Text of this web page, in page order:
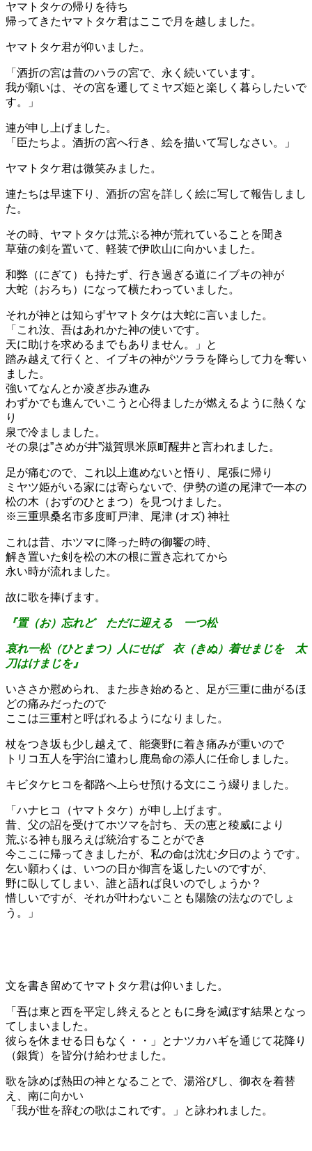
ヤマトタケの帰りを待ち
帰ってきたヤマトタケ君はここで月を越しました。
ヤマトタケ君が仰いました。
「酒折の宮は昔のハラの宮で、永く続いています。
我が願いは、その宮を遷してミヤズ姫と楽しく暮らしたいで
す。」
連が申し上げました。
「臣たちよ。酒折の宮へ行き、絵を描いて写しなさい。」
ヤマトタケ君は微笑みました。
連たちは早速下り、酒折の宮を詳しく絵に写して報告しまし
た。
その時、ヤマトタケは荒ぶる神が荒れていることを聞き
草薙の剣を置いて、軽装で伊吹山に向かいました。
和弊（にぎて）も持たず、行き過ぎる道にイブキの神が
大蛇（おろち）になって横たわっていました。
それが神とは知らずヤマトタケは大蛇に言いました。
「これ汝、吾はあれかた神の使いです。
天に助けを求めるまでもありません。」と
踏み越えて行くと、イブキの神がツララを降らして力を奪い
ました。
強いてなんとか凌ぎ歩み進み
わずかでも進んでいこうと心得ましたが燃えるように熱くな
り
泉で冷ましました。
その泉は”さめが井”滋賀県米原町醒井と言われました。
足が痛むので、これ以上進めないと悟り、尾張に帰り
ミヤツ姫がいる家には寄らないで、伊勢の道の尾津で一本の
松の木（おずのひとまつ）を見つけました。
※三重県桑名市多度町戸津、尾津 (オズ) 神社
これは昔、ホツマに降った時の御饗の時、
解き置いた剣を松の木の根に置き忘れてから
永い時が流れました。
故に歌を捧げます。
『置（お）忘れど ただに迎える 一つ松
哀れ一松（ひとまつ）人にせば 衣（きぬ）着せまじを 太
刀はけまじを』
いささか慰められ、また歩き始めると、足が三重に曲がるほ
どの痛みだったので
ここは三重村と呼ばれるようになりました。
杖をつき坂も少し越えて、能褒野に着き痛みが重いので
トリコ五人を宇治に遣わし鹿島命の添人に任命しました。
キビタケヒコを都路へ上らせ預ける文にこう綴りました。
「ハナヒコ（ヤマトタケ）が申し上げます。
昔、父の詔を受けてホツマを討ち、天の恵と稜威により
荒ぶる神も服ろえば統治することができ
今ここに帰ってきましたが、私の命は沈む夕日のようです。
乞い願わくは、いつの日か御言を返したいのですが、
野に臥してしまい、誰と語れば良いのでしょうか？
惜しいですが、それが叶わないことも陽陰の法なのでしょ
う。」
文を書き留めてヤマトタケ君は仰いました。
「吾は東と西を平定し終えるとともに身を滅ぼす結果となっ
てしまいました。
彼らを休ませる日もなく・・」とナツカハギを通じて花降り
（銀貨）を皆分け給わせました。
歌を詠めば熱田の神となることで、湯浴びし、御衣を着替
え、南に向かい
「我が世を辞むの歌はこれです。」と詠われました。